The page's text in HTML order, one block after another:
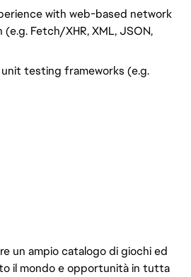
with web-based network
Fetch/XHR, XML, JSON,
unit testing frameworks (e.g.
un ampio catalogo di giochi ed
il mondo e opportunità in tutta